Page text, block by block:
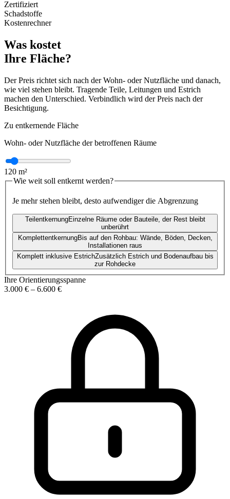
Zertifiziert
Schadstoffe
Kostenrechner
Was kostet
Ihre Fläche?
Der Preis richtet sich nach der Wohn- oder Nutzfläche und danach,
wie viel stehen bleibt. Tragende Teile, Leitungen und Estrich
machen den Unterschied. Verbindlich wird der Preis nach der
Besichtigung.
Zu entkernende Fläche
Wohn- oder Nutzfläche der betroffenen Räume
120 m²
Wie weit soll entkernt werden?
Je mehr stehen bleibt, desto aufwendiger die Abgrenzung
TeilentkernungEinzelne Räume oder Bauteile, der Rest bleibt
unberührt
KomplettentkernungBis auf den Rohbau: Wände, Böden, Decken,
Installationen raus
Komplett inklusive EstrichZusätzlich Estrich und Bodenaufbau bis
zur Rohdecke
Ihre Orientierungsspanne
3.000 € – 6.600 €